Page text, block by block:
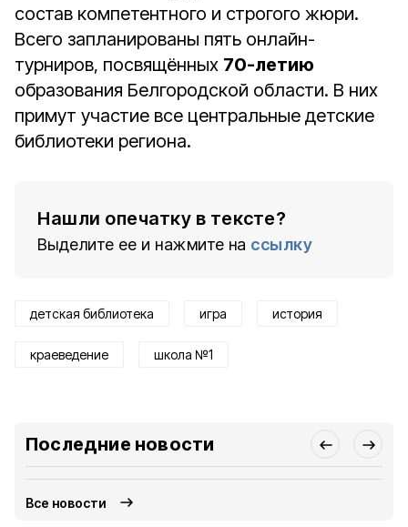
состав компетентного и строгого жюри.
Всего запланированы пять онлайн-
турниров, посвящённых 70-летию
образования Белгородской области. В них
примут участие все центральные детские
библиотеки региона.
Нашли опечатку в тексте?
Выделите ее и нажмите на ссылку
детская библиотека игра история
краеведение школа №1
Последние новости
Все новости